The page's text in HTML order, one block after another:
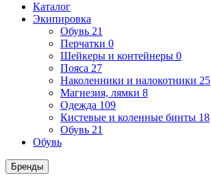
Каталог
Экипировка
Обувь 21
Перчатки 0
Шейкеры и контейнеры 0
Пояса 27
Наколенники и налокотники 25
Магнезия, лямки 8
Одежда 109
Кистевые и коленные бинты 18
Обувь 21
Обувь
Бренды